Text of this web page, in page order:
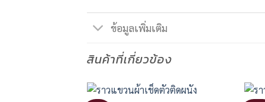
ข้อมูลเพิ่มเติม
สินค้าที่เกี่ยวข้อง